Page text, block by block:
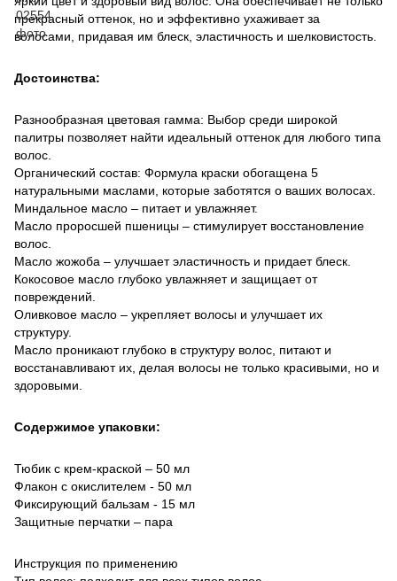
прекрасный оттенок, но и эффективно ухаживает за
волосами, придавая им блеск, эластичность и шелковистость.
Достоинства:
Разнообразная цветовая гамма: Выбор среди широкой
палитры позволяет найти идеальный оттенок для любого типа
волос.
Органический состав: Формула краски обогащена 5
натуральными маслами, которые заботятся о ваших волосах.
Миндальное масло – питает и увлажняет.
Масло проросшей пшеницы – стимулирует восстановление
волос.
Масло жожоба – улучшает эластичность и придает блеск.
Кокосовое масло глубоко увлажняет и защищает от
повреждений.
Оливковое масло – укрепляет волосы и улучшает их
структуру.
Масло проникают глубоко в структуру волос, питают и
восстанавливают их, делая волосы не только красивыми, но и
здоровыми.
Содержимое упаковки:
Тюбик с крем-краской – 50 мл
Флакон с окислителем - 50 мл
Фиксирующий бальзам - 15 мл
Защитные перчатки – пара
Инструкция по применению